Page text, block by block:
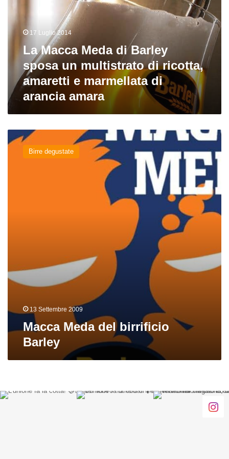
sposa
un
ricotta,
amaretti
marmellata
di
arancia
17 Luglio 2014
La Macca Meda di Barley
sposa un multistrato di ricotta,
amaretti e marmellata di
arancia amara
Macca
Meda
Birre degustate
13 Settembre 2009
Macca Meda del birrificio
Barley